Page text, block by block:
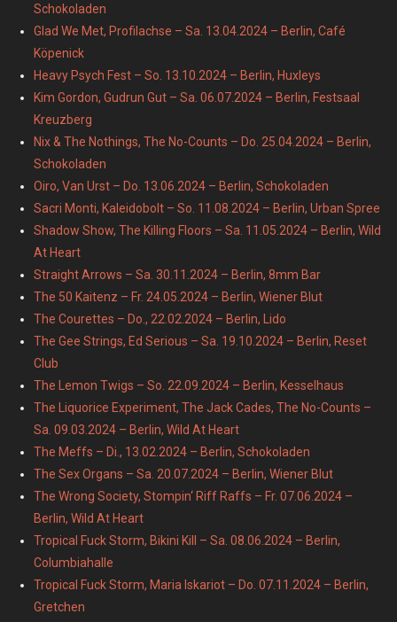
Schokoladen
Glad We Met, Profilachse – Sa. 13.04.2024 – Berlin, Café
Köpenick
Heavy Psych Fest – So. 13.10.2024 – Berlin, Huxleys
Kim Gordon, Gudrun Gut – Sa. 06.07.2024 – Berlin, Festsaal
Kreuzberg
Nix & The Nothings, The No-Counts – Do. 25.04.2024 – Berlin,
Schokoladen
Oiro, Van Urst – Do. 13.06.2024 – Berlin, Schokoladen
Sacri Monti, Kaleidobolt – So. 11.08.2024 – Berlin, Urban Spree
Shadow Show, The Killing Floors – Sa. 11.05.2024 – Berlin, Wild
At Heart
Straight Arrows – Sa. 30.11.2024 – Berlin, 8mm Bar
The 50 Kaitenz – Fr. 24.05.2024 – Berlin, Wiener Blut
The Courettes – Do., 22.02.2024 – Berlin, Lido
The Gee Strings, Ed Serious – Sa. 19.10.2024 – Berlin, Reset
Club
The Lemon Twigs – So. 22.09.2024 – Berlin, Kesselhaus
The Liquorice Experiment, The Jack Cades, The No-Counts –
Sa. 09.03.2024 – Berlin, Wild At Heart
The Meffs – Di., 13.02.2024 – Berlin, Schokoladen
The Sex Organs – Sa. 20.07.2024 – Berlin, Wiener Blut
The Wrong Society, Stompin‘ Riff Raffs – Fr. 07.06.2024 –
Berlin, Wild At Heart
Tropical Fuck Storm, Bikini Kill – Sa. 08.06.2024 – Berlin,
Columbiahalle
Tropical Fuck Storm, Maria Iskariot – Do. 07.11.2024 – Berlin,
Gretchen